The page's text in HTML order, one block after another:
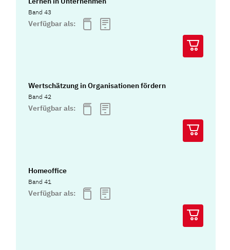
Band 43
Verfügbar als:
Wertschätzung in Organisationen fördern
Band 42
Verfügbar als:
Homeoffice
Band 41
Verfügbar als: